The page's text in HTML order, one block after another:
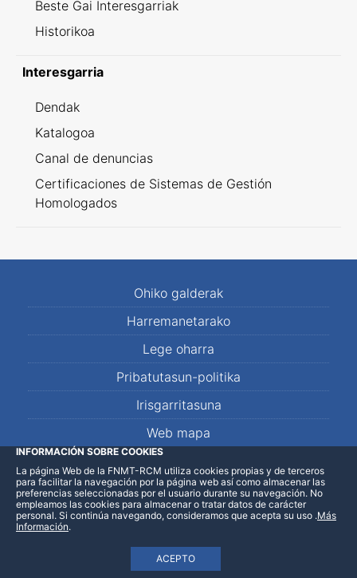
Beste Gai Interesgarriak
Historikoa
Interesgarria
Dendak
Katalogoa
Canal de denuncias
Certificaciones de Sistemas de Gestión
Homologados
Ohiko galderak
Harremanetarako
Lege oharra
Pribatutasun-politika
Irisgarritasuna
Web mapa
LinkedInFacebookWhatsApp
INFORMACIÓN SOBRE COOKIES
La página Web de la FNMT-RCM utiliza cookies propias y de terceros
para facilitar la navegación por la página web así como almacenar las
preferencias seleccionadas por el usuario durante su navegación. No
empleamos las cookies para almacenar o tratar datos de carácter
personal. Si continúa navegando, consideramos que acepta su uso
ACEPTO
.Más
Información.